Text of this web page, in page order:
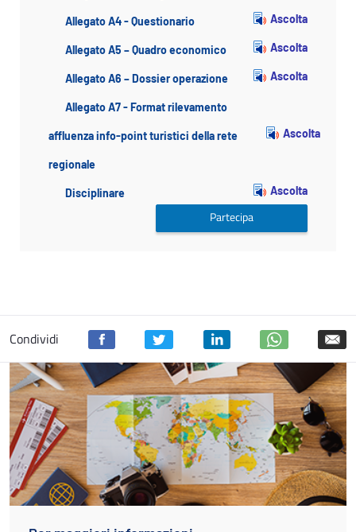
Allegato A4 - Questionario Ascolta
Allegato A5 – Quadro economico Ascolta
Allegato A6 – Dossier operazione Ascolta
Allegato A7 - Format rilevamento
affluenza info-point turistici della rete
regionale
Ascolta
Disciplinare Ascolta
Partecipa
Condividi